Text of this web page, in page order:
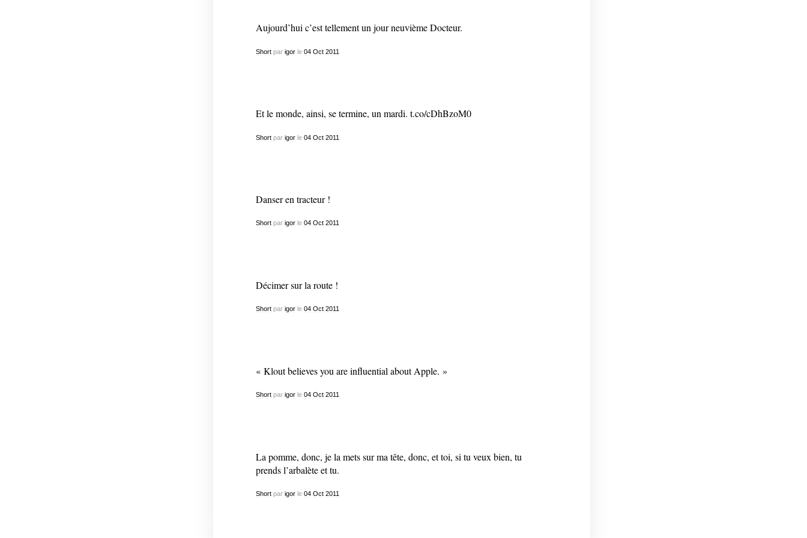
Aujourd’hui c’est tellement un jour neuvième Docteur.
Shortpar igorle 04 Oct 2011
Et le monde, ainsi, se termine, un mardi. t.co/cDhBzoM0
Shortpar igorle 04 Oct 2011
Danser en tracteur !
Shortpar igorle 04 Oct 2011
Décimer sur la route !
Shortpar igorle 04 Oct 2011
« Klout believes you are influential about Apple. »
Shortpar igorle 04 Oct 2011
La pomme, donc, je la mets sur ma tête, donc, et toi, si tu veux bien, tu
prends l’arbalète et tu.
Shortpar igorle 04 Oct 2011